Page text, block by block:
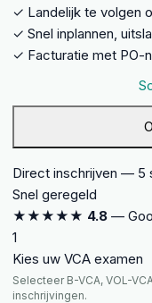
✓ Landelijk te volgen
✓ Snel inplannen,
✓ Facturatie met PO-
Direct inschrijven — 5
Snel geregeld
★★★★★ 4.8 —
1
Kies uw VCA examen
Selecteer B-VCA, VOL-
inschrijvingen.